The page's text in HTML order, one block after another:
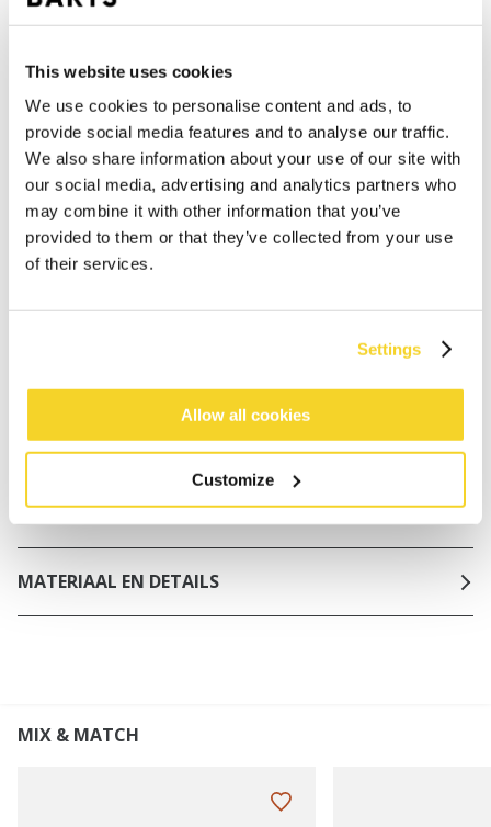
This website uses cookies
We use cookies to personalise content and ads, to
provide social media features and to analyse our traffic.
We also share information about your use of our site with
our social media, advertising and analytics partners who
may combine it with other information that you’ve
provided to them or that they’ve collected from your use
of their services.
Settings
Allow all cookies
Customize
Bestellingen die op werkdagen vóór 12:00 uur
Gratis verzending voor orders boven € 50,- binnen
NL
Binnen 30 dagen retourneren
BESCHRIJVING
Shaping V-hals badpak
Verstelbare schouderbandjes
Powernet voering aan de voorkant voor een
vormgevend effect
Hoge rug, normale beenuitsnijding en regelmatige
bedekking van de billen
MATERIAAL EN DETAILS
MIX & MATCH